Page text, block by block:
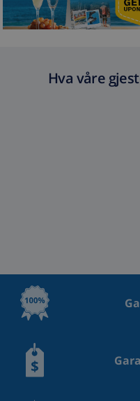
Hva våre